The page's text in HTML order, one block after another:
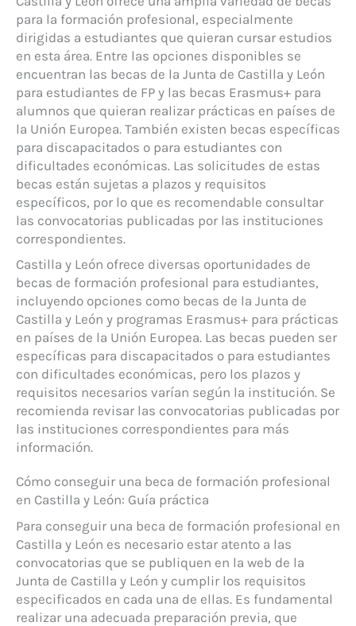
para la formación profesional, especialmente
dirigidas a estudiantes que quieran cursar estudios
en esta área. Entre las opciones disponibles se
encuentran las becas de la Junta de Castilla y León
para estudiantes de FP y las becas Erasmus+ para
alumnos que quieran realizar prácticas en países de
la Unión Europea. También existen becas específicas
para discapacitados o para estudiantes con
dificultades económicas. Las solicitudes de estas
becas están sujetas a plazos y requisitos
específicos, por lo que es recomendable consultar
las convocatorias publicadas por las instituciones
correspondientes.
Castilla y León ofrece diversas oportunidades de
becas de formación profesional para estudiantes,
incluyendo opciones como becas de la Junta de
Castilla y León y programas Erasmus+ para prácticas
en países de la Unión Europea. Las becas pueden ser
específicas para discapacitados o para estudiantes
con dificultades económicas, pero los plazos y
requisitos necesarios varían según la institución. Se
recomienda revisar las convocatorias publicadas por
las instituciones correspondientes para más
información.
Cómo conseguir una beca de formación profesional
en Castilla y León: Guía práctica
Para conseguir una beca de formación profesional en
Castilla y León es necesario estar atento a las
convocatorias que se publiquen en la web de la
Junta de Castilla y León y cumplir los requisitos
especificados en cada una de ellas. Es fundamental
realizar una adecuada preparación previa, que